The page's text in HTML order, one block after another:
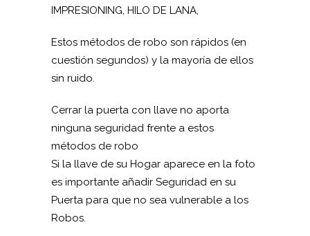
IMPRESIONING, HILO DE LANA,
Estos métodos de robo son rápidos (en
cuestión segundos) y la mayoría de ellos
sin ruido.
Cerrar la puerta con llave no aporta
ninguna seguridad frente a estos
métodos de robo
Si la llave de su Hogar aparece en la foto
es importante añadir Seguridad en su
Puerta para que no sea vulnerable a los
Robos.